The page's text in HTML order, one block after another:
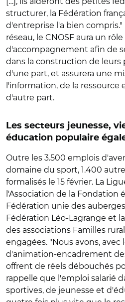
structurer, la Fédération
d'entreprise l'a bien
réseau, le CNOSF aura un
d'accompagnement afin de
dans la construction de
d'une part, et assurera une
l'information, de la ressource
d'autre part.
Les secteurs jeunesse,
éducation populaire
Outre les 3.500 emplois
domaine du sport, 1.400
formalisés le 15 février. La
l'Association de la Fondation
Fédération unie des
Fédération Léo-Lagrange et
des associations Familles
engagées. "Nous avons, avec
d'animation-encadrement
offrent de réels débouchés
rappelle que l'emploi salarié
sportives, de jeunesse et